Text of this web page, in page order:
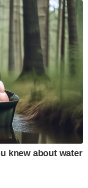
knew about water